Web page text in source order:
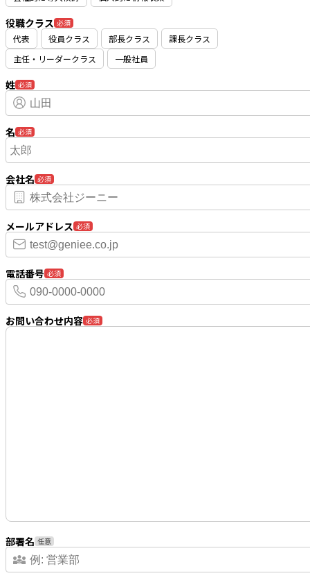
役職クラス 必須
代表 役員クラス 部長クラス
課長クラス
主任・リーダークラス
一般社員
姓 必須
名 必須
会社名 必須
メールアドレス 必須
電話番号 必須
お問い合わせ内容 必須
部署名 任意
diversity_3